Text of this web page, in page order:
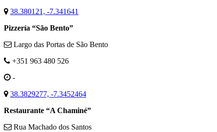
38.380121, -7.341641
Pizzería “São Bento”
Largo das Portas de São Bento
+351 963 480 526
-
38.3829277, -7.3452464
Restaurante “A Chaminé”
Rua Machado dos Santos